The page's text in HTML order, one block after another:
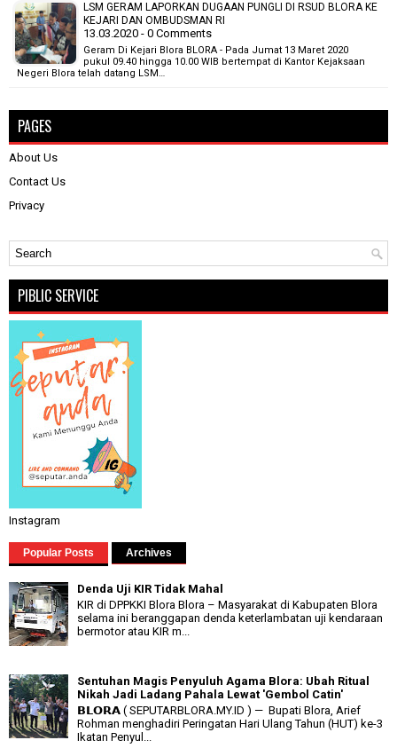
LSM GERAM LAPORKAN DUGAAN PUNGLI DI RSUD BLORA KE
KEJARI DAN OMBUDSMAN RI
13.03.2020 - 0 Comments
Geram Di Kejari Blora BLORA - Pada Jumat 13 Maret 2020
pukul 09.40 hingga 10.00 WIB bertempat di Kantor Kejaksaan
Negeri Blora telah datang LSM…
PAGES
About Us
Contact Us
Privacy
PIBLIC SERVICE
Instagram
Popular Posts Archives
Denda Uji KIR Tidak Mahal
KIR di DPPKKI Blora Blora – Masyarakat di Kabupaten Blora
selama ini beranggapan denda keterlambatan uji kendaraan
bermotor atau KIR m...
Sentuhan Magis Penyuluh Agama Blora: Ubah Ritual
Nikah Jadi Ladang Pahala Lewat 'Gembol Catin'
𝗕𝗟𝗢𝗥𝗔 ( SEPUTARBLORA.MY.ID ) — Bupati Blora, Arief
Rohman menghadiri Peringatan Hari Ulang Tahun (HUT) ke-3
Ikatan Penyul...